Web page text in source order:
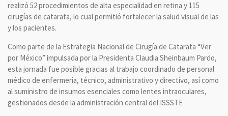
realizó 52 procedimientos de alta especialidad en retina y 115
cirugías de catarata, lo cual permitió fortalecer la salud visual de las
y los pacientes.
Como parte de la Estrategia Nacional de Cirugía de Catarata “Ver
por México” impulsada por la Presidenta Claudia Sheinbaum Pardo,
esta jornada fue posible gracias al trabajo coordinado de personal
médico de enfermería, técnico, administrativo y directivo, así como
al suministro de insumos esenciales como lentes intraoculares,
gestionados desde la administración central del ISSSTE